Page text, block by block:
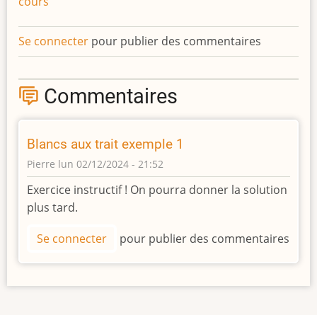
Se connecter pour publier des commentaires
Commentaires
Blancs aux trait exemple 1
Pierre lun 02/12/2024 - 21:52
Exercice instructif ! On pourra donner la solution
plus tard.
Se connecter pour publier des commentaires